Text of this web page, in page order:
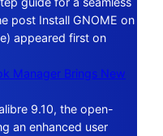
post Install GNOME on
appeared first on
Manager Brings New
9.10, the open-
an enhanced user